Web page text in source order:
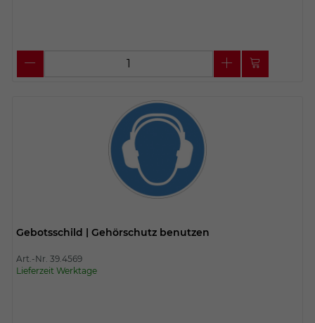
Gebotsschild | Gehörschutz benutzen
Art.-Nr. 39.4569
Lieferzeit Werktage